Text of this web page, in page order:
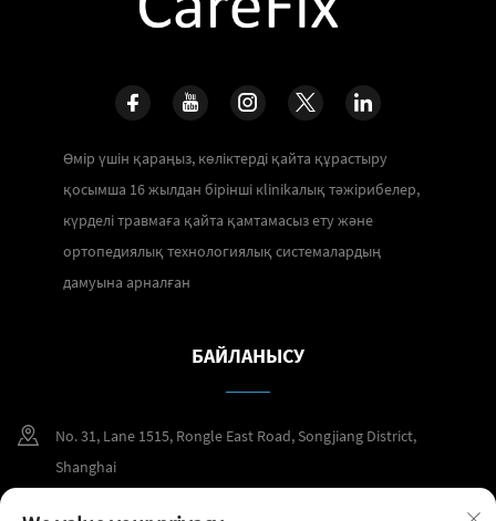
Өмір үшін қараңыз, көліктерді қайта құрастыру
қосымша 16 жылдан бірінші кlinikалық тәжірибелер,
күрделі травмаға қайта қамтамасыз ету және
ортопедиялық технологиялық системалардың
дамуына арналған
БАЙЛАНЫСУ
No. 31, Lane 1515, Rongle East Road, Songjiang District,
Shanghai
+86 400 098 2859